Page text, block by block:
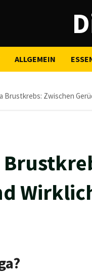
ALLGEMEIN
Brustkrebs: Zwischen